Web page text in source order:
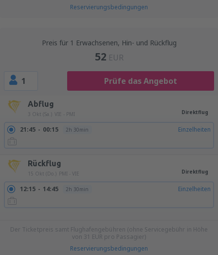
Reservierungsbedingungen
Preis für 1 Erwachsenen, Hin- und Rückflug
52 EUR
1 Prüfe das Angebot
Abflug
3 Okt (Sa.) VIE - PMI Direktflug
21:45 00:15 2h 30min Einzelheiten
Rückflug
15 Okt (Do.) PMI - VIE Direktflug
12:15 14:45 2h 30min Einzelheiten
Der Ticketpreis samt Flughafengebühren (ohne Servicegebühr in Höhe
von 31 EUR pro Passagier)
Reservierungsbedingungen